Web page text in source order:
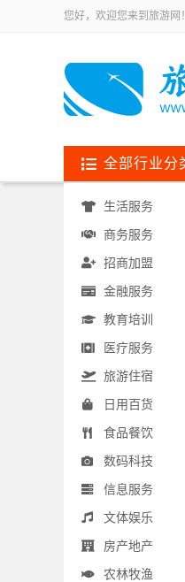
您好，欢迎您来到旅游网！
全部行业分
生活服务
商务服务
招商加盟
金融服务
教育培训
医疗服务
旅游住宿
日用百货
食品餐饮
数码科技
信息服务
文体娱乐
房产地产
农林牧渔